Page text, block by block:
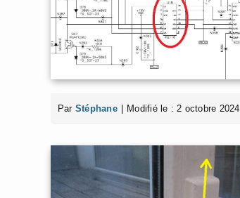
Par Stéphane Modifié le : 2 octobre 2024